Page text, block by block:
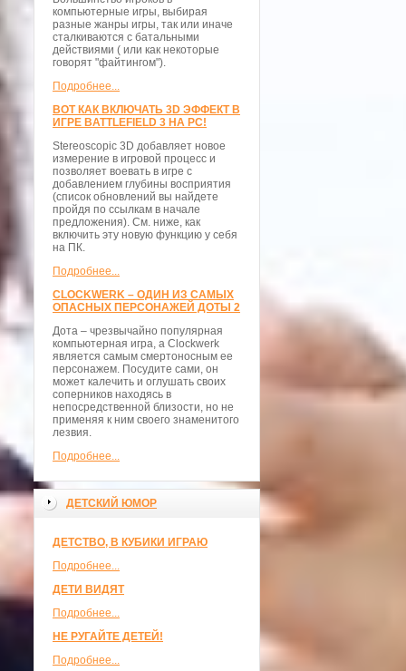
компьютерные игры, выбирая
разные жанры игры, так или иначе
сталкиваются с батальными
действиями ( или как некоторые
говорят "файтингом").
Подробнее...
ВОТ КАК ВКЛЮЧАТЬ 3D ЭФФЕКТ В
ИГРЕ BATTLEFIELD 3 НА PC!
Stereoscopic 3D добавляет новое
измерение в игровой процесс и
позволяет воевать в игре с
добавлением глубины восприятия
(список обновлений вы найдете
пройдя по ссылкам в начале
предложения). См. ниже, как
включить эту новую функцию у себя
на ПК.
Подробнее...
CLOCKWERK – ОДИН ИЗ САМЫХ
ОПАСНЫХ ПЕРСОНАЖЕЙ ДОТЫ 2
Дота – чрезвычайно популярная
компьютерная игра, а Clockwerk
является самым смертоносным ее
персонажем. Посудите сами, он
может калечить и оглушать своих
соперников находясь в
непосредственной близости, но не
применяя к ним своего знаменитого
лезвия.
Подробнее...
ДЕТСКИЙ ЮМОР
ДЕТСТВО, В КУБИКИ ИГРАЮ
Подробнее...
ДЕТИ ВИДЯТ
Подробнее...
НЕ РУГАЙТЕ ДЕТЕЙ!
Подробнее...